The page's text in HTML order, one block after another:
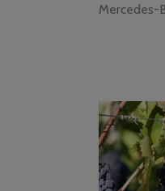
Mercedes-